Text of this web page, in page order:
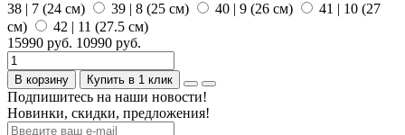
38 | 7 (24 см)
39 | 8 (25 см) 40 | 9 (26 см)
41 | 10 (27
см)
42 | 11 (27.5 см)
15990 руб. 10990 руб.
В корзину Купить в 1 клик
Подпишитесь на наши новости!
Новинки, скидки, предложения!